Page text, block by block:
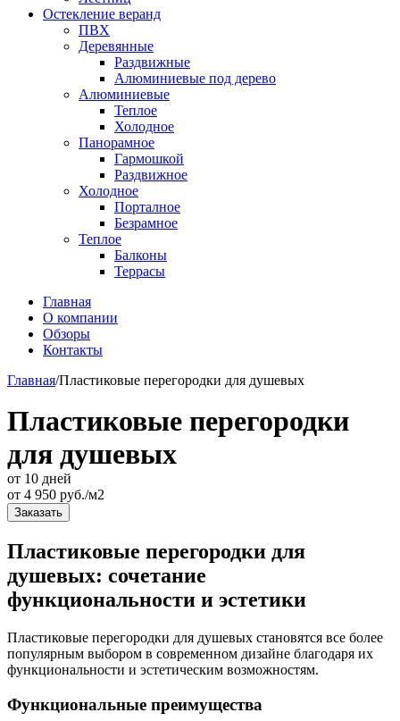
Остекление веранд
ПВХ
Деревянные
Раздвижные
Алюминиевые под дерево
Алюминиевые
Теплое
Холодное
Панорамное
Гармошкой
Раздвижное
Холодное
Порталное
Безрамное
Теплое
Балконы
Террасы
Главная
О компании
Обзоры
Контакты
Главная/Пластиковые перегородки для душевых
Пластиковые перегородки
для душевых
от 10 дней
от 4 950 руб./м2
Заказать
Пластиковые перегородки для
душевых: сочетание
функциональности и эстетики
Пластиковые перегородки для душевых становятся все более
популярным выбором в современном дизайне благодаря их
функциональности и эстетическим возможностям.
Функциональные преимущества